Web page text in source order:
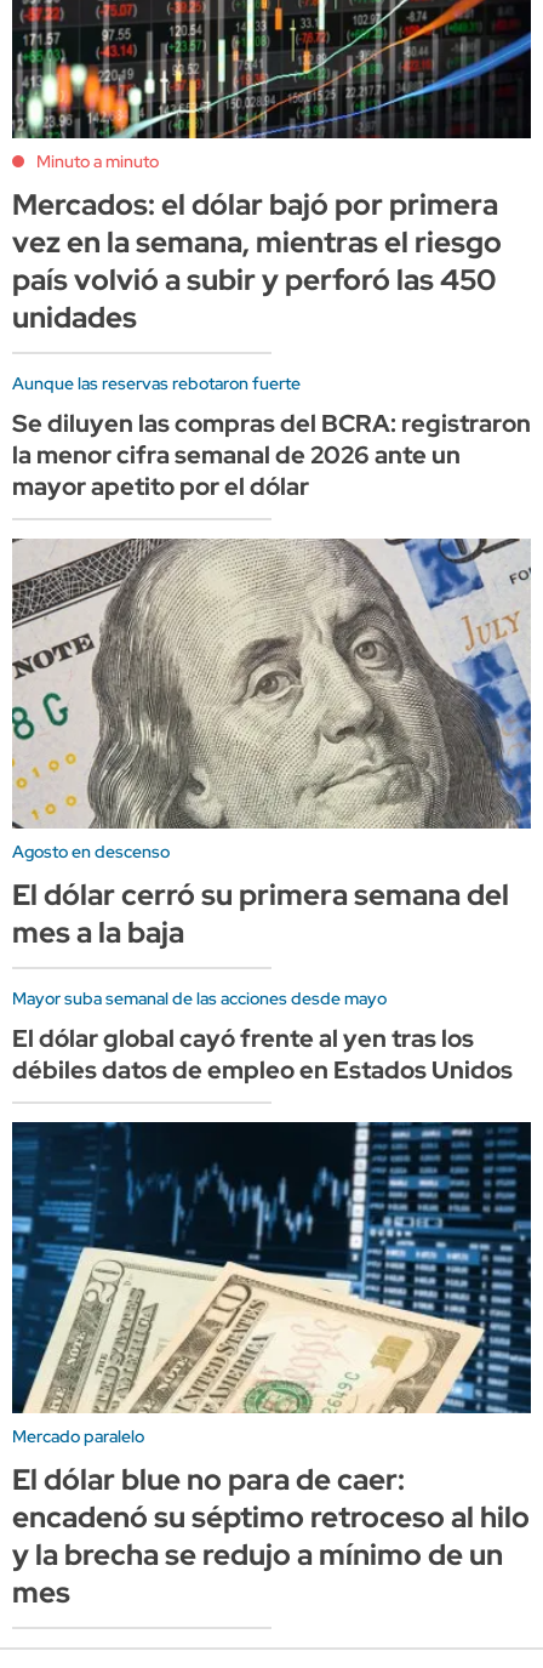
Minuto a minuto
Mercados: el dólar bajó por primera
vez en la semana, mientras el riesgo
país volvió a subir y perforó las 450
unidades
Aunque las reservas rebotaron fuerte
Se diluyen las compras del BCRA: registraron
la menor cifra semanal de 2026 ante un
mayor apetito por el dólar
Agosto en descenso
El dólar cerró su primera semana del
mes a la baja
Mayor suba semanal de las acciones desde mayo
El dólar global cayó frente al yen tras los
débiles datos de empleo en Estados Unidos
Mercado paralelo
El dólar blue no para de caer:
encadenó su séptimo retroceso al hilo
y la brecha se redujo a mínimo de un
mes